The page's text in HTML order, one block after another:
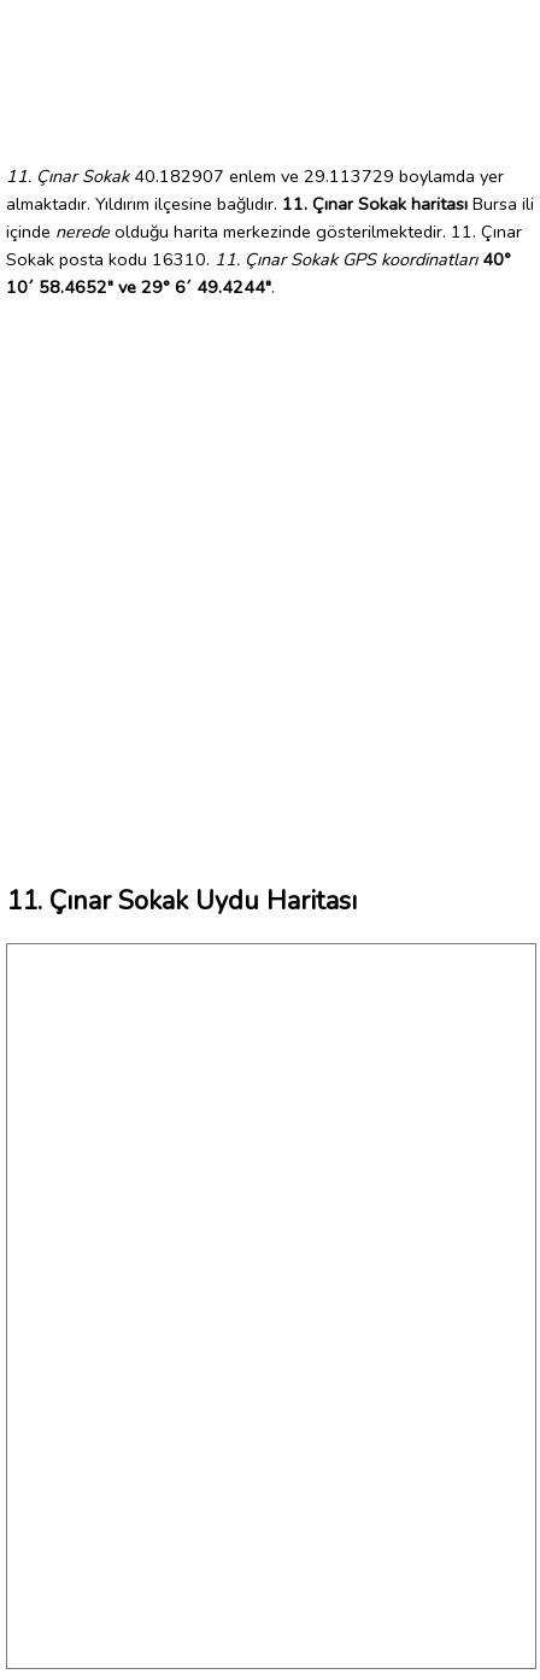
11. Çınar Sokak40.182907 enlem ve 29.113729 boylamda yer
almaktadır. Yıldırım ilçesine bağlıdır. 11. Çınar Sokak haritası Bursa ili
içinde nerede olduğu harita merkezinde gösterilmektedir. 11. Çınar
Sokak posta kodu 16310. 11. Çınar Sokak GPS koordinatları 40°
10´ 58.4652" ve 29° 6´ 49.4244".
11. Çınar Sokak Uydu Haritası